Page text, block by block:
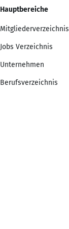
Hauptbereiche
Mitgliederverzeichnis
Jobs Verzeichnis
Unternehmen
Berufsverzeichnis